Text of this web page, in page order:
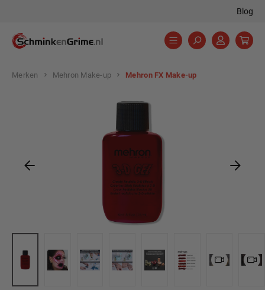
Blog
Merken Mehron Make-up Mehron FX Make-up
Afbeeldingengalerij overslaan